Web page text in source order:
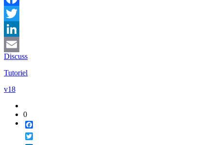
Facebook
Twitter
LinkedIn
Email
Discuss
Tutoriel
v18
0